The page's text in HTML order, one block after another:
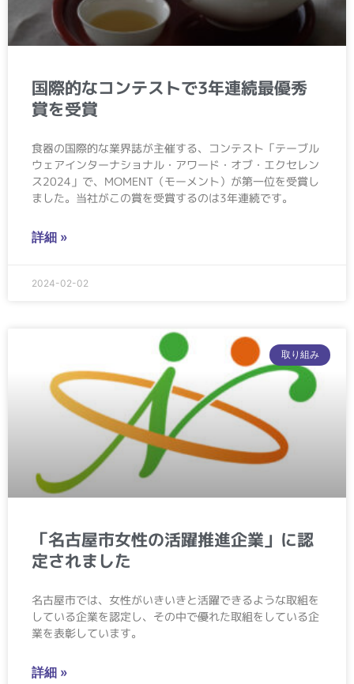
国際的なコンテストで3年連続最優秀
賞を受賞
食器の国際的な業界誌が主催する、コンテスト「テーブル
ウェアインターナショナル・アワード・オブ・エクセレン
ス2024」で、MOMENT（モーメント）が第一位を受賞し
ました。当社がこの賞を受賞するのは3年連続です。
詳細 »
2024-02-02
取り組み
「名古屋市女性の活躍推進企業」に認
定されました
名古屋市では、女性がいきいきと活躍できるような取組を
している企業を認定し、その中で優れた取組をしている企
業を表彰しています。
詳細 »